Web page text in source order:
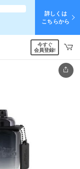
詳しくは
こちらから
今すぐ
会員登録!